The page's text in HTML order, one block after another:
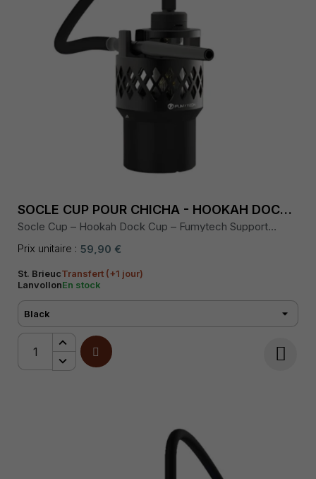
SOCLE CUP POUR CHICHA - HOOKAH DOCK - FUMYTECH
Socle Cup – Hookah Dock Cup – Fumytech Support
conçu pour accueillir le Hookah Air dans un porte-gobelet
ou sur une table.
Prix unitaire : 59,90 €
St. BrieucTransfert (+1 jour)
LanvollonEn stock